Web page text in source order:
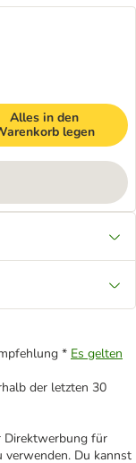
Alles in den
legen
* Es gelten
der letzten 30
Direktwerbung für
verwenden. Du kannst